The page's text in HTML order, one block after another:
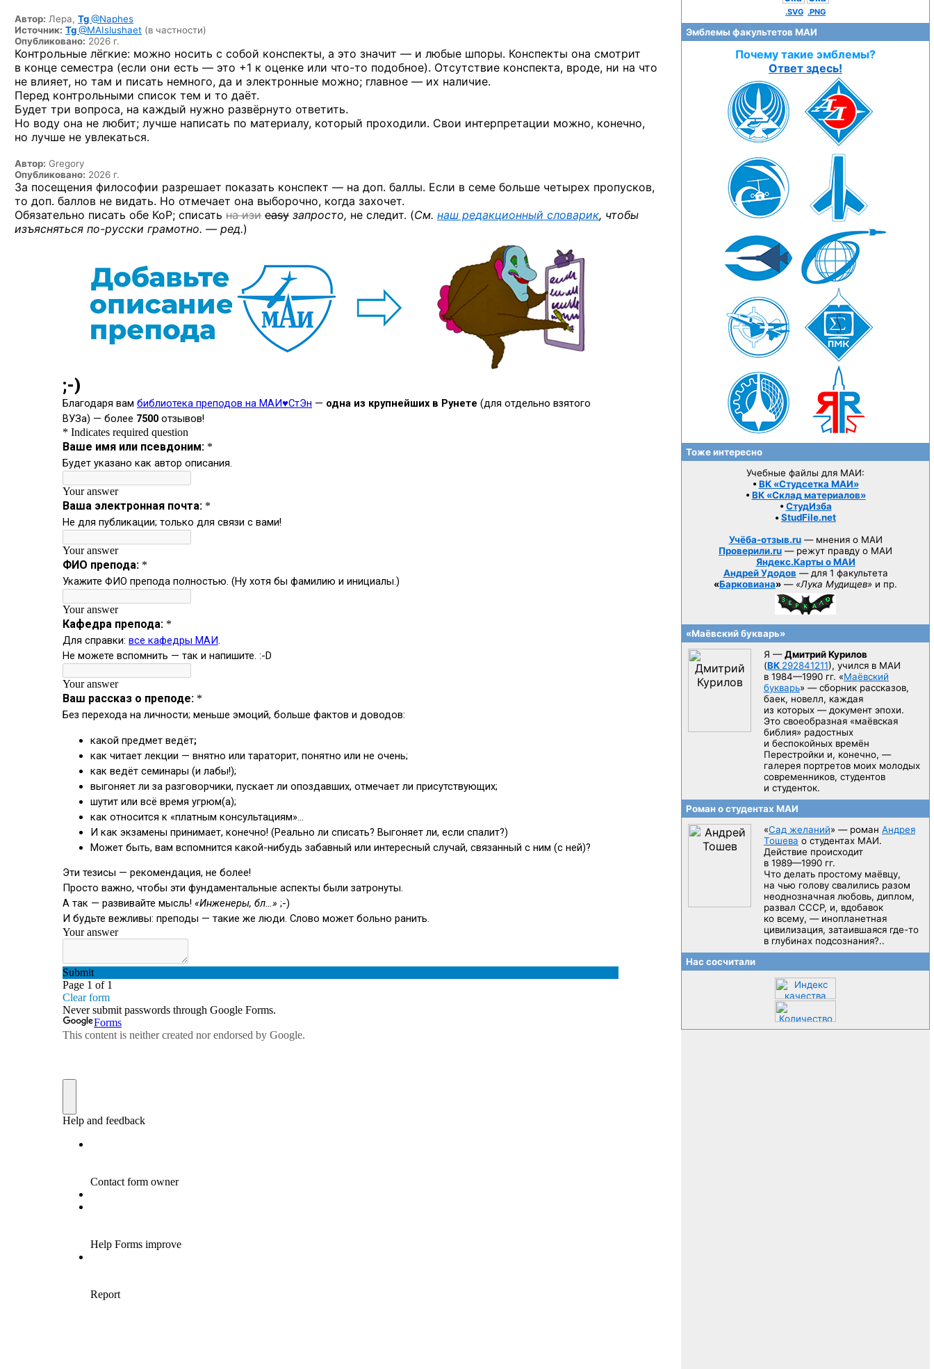
Автор: Лера, Tg@Naphes
Источник: Tg@MAIslushaet (в частности)
Опубликовано: 2026 г.
Контрольные лёгкие: можно носить с собой конспекты, а это значит — и любые шпоры. Конспекты она смотрит
в конце семестра (если они есть — это +1 к оценке или что-то подобное). Отсутствие конспекта, вроде, ни на что
не влияет, но там и писать немного, да и электронные можно; главное — их наличие.
Перед контрольными список тем и то даёт.
Будет три вопроса, на каждый нужно развёрнуто ответить.
Но воду она не любит; лучше написать по материалу, который проходили. Свои интерпретации можно, конечно,
но лучше не увлекаться.
Автор: Gregory
Опубликовано: 2026 г.
За посещения философии разрешает показать конспект — на доп. баллы. Если в семе больше четырех пропусков,
то доп. баллов не видать. Но отмечает она выборочно, когда захочет.
Обязательно писать обе КоР; списать на изи easy запросто, не следит. (См. наш редакционный словарик, чтобы
изъясняться по-русски грамотно. — ред.)
.SVG .PNG
Эмблемы факультетов МАИ
Почему такие эмблемы?
Ответ здесь!
Тоже интересно
Учебные файлы для МАИ:
• ВК «Студсетка МАИ»
• ВК «Склад материалов»
• СтудИзба
• StudFile.net
Учёба-отзыв.ru— мнения о МАИ
Проверили.ru — режут правду о МАИ
Яндекс.Карты о МАИ
Андрей Удодов — для 1 факультета
«Барковиана» — «Лука Мудищев» и пр.
«Маёвский букварь»
Я —Дмитрий Курилов
(ВК 292841211), учился в МАИ
в 1984—1990 гг. «Маёвский
букварь» — сборник рассказов,
баек, новелл, каждая
из которых — документ эпохи.
Это своеобразная «маёвская
библия» радостных
и беспокойных времён
Перестройки и, конечно, —
галерея портретов моих молодых
современников, студентов
и студенток.
Роман о студентах МАИ
«Сад желаний» — роман Андрея
Тошева о студентах МАИ.
Действие происходит
в 1989—1990 гг.
Что делать простому маёвцу,
на чью голову свалились разом
неоднозначная любовь, диплом,
развал CCCP, и, вдобавок
ко всему, — инопланетная
цивилизация, затаившаяся где-то
в глубинах подсознания?..
Нас сосчитали